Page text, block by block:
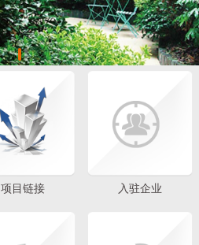
项目链接 入驻企业